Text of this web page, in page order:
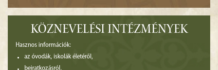
KÖZNEVELÉSI INTÉZMÉNYEK
Hasznos információk:
az óvodák, iskolák életéről,
beiratkozásról,